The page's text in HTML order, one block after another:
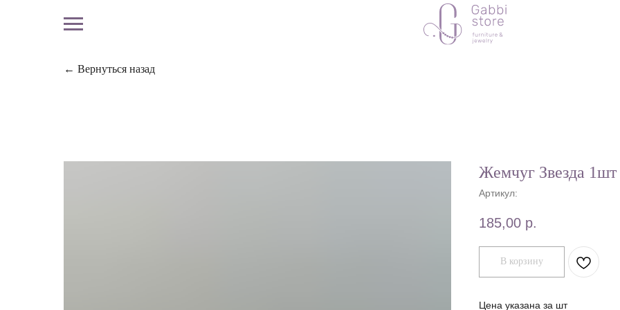
← Вернуться назад
Жемчуг Звезда
Артикул:
185,00 р.
В корзину
Цена указана за шт